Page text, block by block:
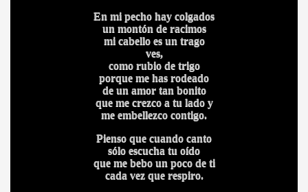
En mi pecho hay colgados
un montón de racimos
mi cabello es un trago
ves,
como rubio de trigo
porque me has rodeado
de un amor tan bonito
que me crezco a tu lado y
me embellezco contigo.
Pienso que cuando canto
sólo escucha tu oído
que me bebo un poco de ti
cada vez que respiro.